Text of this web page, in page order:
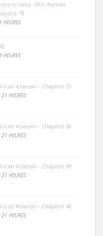
ni naku -Shin Kamen
78
HEURES
HEURES
an Assassin - Chapitre 51
HEURES
an Assassin - Chapitre 50
HEURES
an Assassin - Chapitre 49
HEURES
an Assassin - Chapitre 48
HEURES